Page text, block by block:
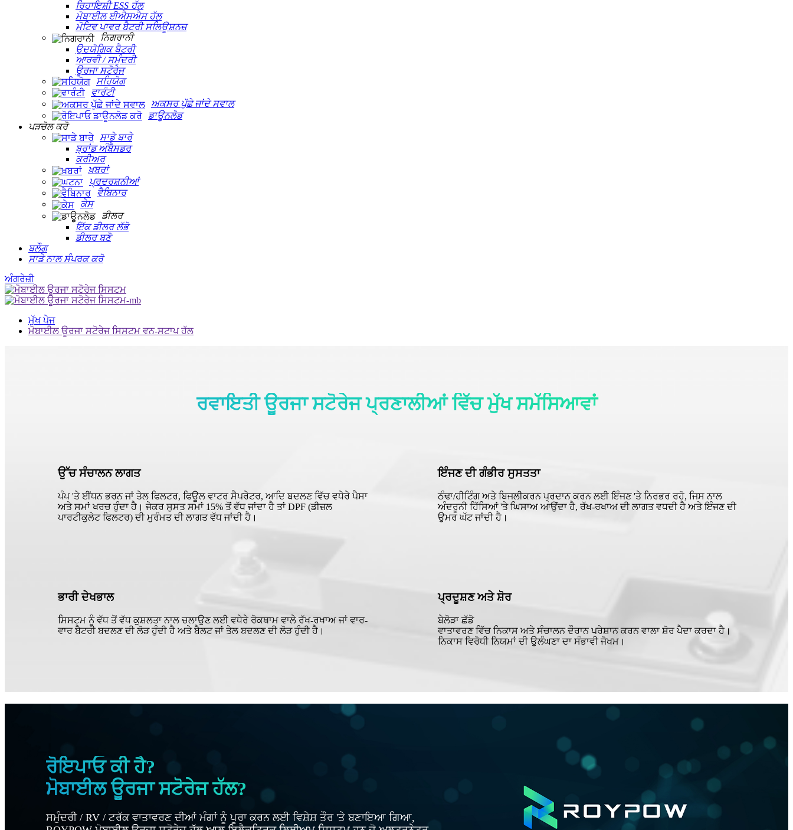
ਰਿਹਾਇਸ਼ੀ ESS ਹੱਲ
ਮੋਬਾਈਲ ਈਐਸਐਸ ਹੱਲ
ਮੋਟਿਵ ਪਾਵਰ ਬੈਟਰੀ ਸਲਿਊਸ਼ਨਜ਼
ਨਿਗਰਾਨੀ
ਉਦਯੋਗਿਕ ਬੈਟਰੀ
ਆਰਵੀ / ਸਮੁੰਦਰੀ
ਊਰਜਾ ਸਟੋਰੇਜ
ਸਹਿਯੋਗ
ਵਾਰੰਟੀ
ਅਕਸਰ ਪੁੱਛੇ ਜਾਂਦੇ ਸਵਾਲ
ਡਾਊਨਲੋਡ
ਪੜਚੋਲ ਕਰੋ
ਸਾਡੇ ਬਾਰੇ
ਬ੍ਰਾਂਡ ਅੰਬੈਸਡਰ
ਕਰੀਅਰ
ਖ਼ਬਰਾਂ
ਪ੍ਰਦਰਸ਼ਨੀਆਂ
ਵੈਬਿਨਾਰ
ਕੇਸ
ਡੀਲਰ
ਇੱਕ ਡੀਲਰ ਲੱਭੋ
ਡੀਲਰ ਬਣੋ
ਬਲੌਗ
ਸਾਡੇ ਨਾਲ ਸੰਪਰਕ ਕਰੋ
ਅੰਗਰੇਜ਼ੀ
ਮੁੱਖ ਪੇਜ
ਮੋਬਾਈਲ ਊਰਜਾ ਸਟੋਰੇਜ ਸਿਸਟਮ ਵਨ-ਸਟਾਪ ਹੱਲ
ਰਵਾਇਤੀ ਊਰਜਾ ਸਟੋਰੇਜ ਪ੍ਰਣਾਲੀਆਂ ਵਿੱਚ ਮੁੱਖ ਸਮੱਸਿਆਵਾਂ
ਉੱਚ ਸੰਚਾਲਨ ਲਾਗਤ
ਪੰਪ 'ਤੇ ਈਂਧਨ ਭਰਨ ਜਾਂ ਤੇਲ ਫਿਲਟਰ, ਫਿਊਲ ਵਾਟਰ ਸੈਪਰੇਟਰ, ਆਦਿ ਬਦਲਣ ਵਿੱਚ ਵਧੇਰੇ ਪੈਸਾ
ਅਤੇ ਸਮਾਂ ਖਰਚ ਹੁੰਦਾ ਹੈ। ਜੇਕਰ ਸੁਸਤ ਸਮਾਂ 15% ਤੋਂ ਵੱਧ ਜਾਂਦਾ ਹੈ ਤਾਂ DPF (ਡੀਜ਼ਲ
ਪਾਰਟੀਕੁਲੇਟ ਫਿਲਟਰ) ਦੀ ਮੁਰੰਮਤ ਦੀ ਲਾਗਤ ਵੱਧ ਜਾਂਦੀ ਹੈ।
ਇੰਜਣ ਦੀ ਗੰਭੀਰ ਸੁਸਤਤਾ
ਠੰਢਾ/ਹੀਟਿੰਗ ਅਤੇ ਬਿਜਲੀਕਰਨ ਪ੍ਰਦਾਨ ਕਰਨ ਲਈ ਇੰਜਣ 'ਤੇ ਨਿਰਭਰ ਰਹੋ, ਜਿਸ ਨਾਲ
ਅੰਦਰੂਨੀ ਹਿੱਸਿਆਂ 'ਤੇ ਘਿਸਾਅ ਆਉਂਦਾ ਹੈ, ਰੱਖ-ਰਖਾਅ ਦੀ ਲਾਗਤ ਵਧਦੀ ਹੈ ਅਤੇ ਇੰਜਣ ਦੀ
ਉਮਰ ਘੱਟ ਜਾਂਦੀ ਹੈ।
ਭਾਰੀ ਦੇਖਭਾਲ
ਸਿਸਟਮ ਨੂੰ ਵੱਧ ਤੋਂ ਵੱਧ ਕੁਸ਼ਲਤਾ ਨਾਲ ਚਲਾਉਣ ਲਈ ਵਧੇਰੇ ਰੋਕਥਾਮ ਵਾਲੇ ਰੱਖ-ਰਖਾਅ ਜਾਂ ਵਾਰ-
ਵਾਰ ਬੈਟਰੀ ਬਦਲਣ ਦੀ ਲੋੜ ਹੁੰਦੀ ਹੈ ਅਤੇ ਬੈਲਟ ਜਾਂ ਤੇਲ ਬਦਲਣ ਦੀ ਲੋੜ ਹੁੰਦੀ ਹੈ।
ਪ੍ਰਦੂਸ਼ਣ ਅਤੇ ਸ਼ੋਰ
ਬੇਲੋੜਾ ਛੱਡੋ
ਵਾਤਾਵਰਣ ਵਿੱਚ ਨਿਕਾਸ ਅਤੇ ਸੰਚਾਲਨ ਦੌਰਾਨ ਪਰੇਸ਼ਾਨ ਕਰਨ ਵਾਲਾ ਸ਼ੋਰ ਪੈਦਾ ਕਰਦਾ ਹੈ।
ਨਿਕਾਸ ਵਿਰੋਧੀ ਨਿਯਮਾਂ ਦੀ ਉਲੰਘਣਾ ਦਾ ਸੰਭਾਵੀ ਜੋਖਮ।
ਰੋਇਪਾਓ ਕੀ ਹੈ?
ਮੋਬਾਈਲ ਊਰਜਾ ਸਟੋਰੇਜ ਹੱਲ?
ਸਮੁੰਦਰੀ / RV / ਟਰੱਕ ਵਾਤਾਵਰਣ ਦੀਆਂ ਮੰਗਾਂ ਨੂੰ ਪੂਰਾ ਕਰਨ ਲਈ ਵਿਸ਼ੇਸ਼ ਤੌਰ 'ਤੇ ਬਣਾਇਆ ਗਿਆ,